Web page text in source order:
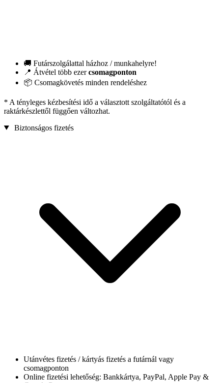
🚚 Futárszolgálattal házhoz / munkahelyre!
📍 Átvétel több ezercsomagponton
📦 Csomagkövetés minden rendeléshez
* A tényleges kézbesítési idő a választott szolgáltatótól és a
raktárkészlettől függően változhat.
Biztonságos fizetés
Utánvétes fizetés / kártyás fizetés a futárnál vagy
csomagponton
Online fizetési lehetőség: Bankkártya, PayPal, Apple Pay &